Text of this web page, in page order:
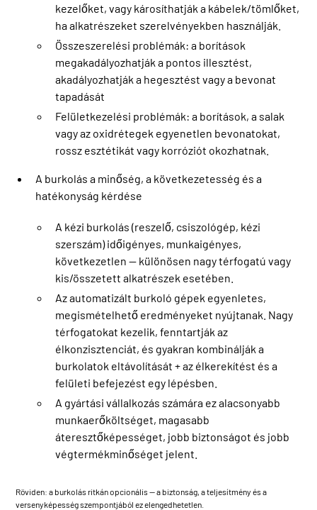
kezelőket, vagy károsíthatják a kábelek/tömlőket,
ha alkatrészeket szerelvényekben használják.
Összeszerelési problémák: a borítások
megakadályozhatják a pontos illesztést,
akadályozhatják a hegesztést vagy a bevonat
tapadását
Felületkezelési problémák: a borítások, a salak
vagy az oxidrétegek egyenetlen bevonatokat,
rossz esztétikát vagy korróziót okozhatnak.
A burkolás a minőség, a következetesség és a
hatékonyság kérdése
A kézi burkolás (reszelő, csiszológép, kézi
szerszám) időigényes, munkaigényes,
következetlen — különösen nagy térfogatú vagy
kis/összetett alkatrészek esetében.
Az automatizált burkoló gépek egyenletes,
megismételhető eredményeket nyújtanak. Nagy
térfogatokat kezelik, fenntartják az
élkonzisztenciát, és gyakran kombinálják a
burkolatok eltávolítását + az élkerekítést és a
felületi befejezést egy lépésben.
A gyártási vállalkozás számára ez alacsonyabb
munkaerőköltséget, magasabb
áteresztőképességet, jobb biztonságot és jobb
végtermékminőséget jelent.
Röviden: a burkolás ritkán opcionális — a biztonság, a teljesítmény és a
versenyképesség szempontjából ez elengedhetetlen.